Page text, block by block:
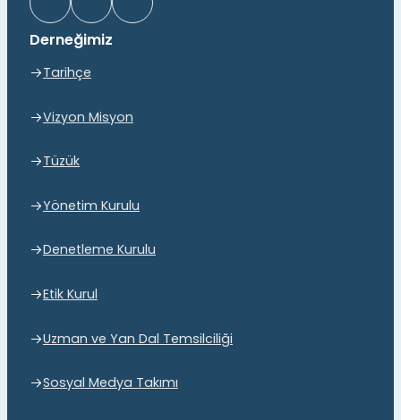
Derneğimiz
Tarihçe
Vizyon Misyon
Tüzük
Yönetim Kurulu
Denetleme Kurulu
Etik Kurul
Uzman ve Yan Dal Temsilciliği
Sosyal Medya Takımı